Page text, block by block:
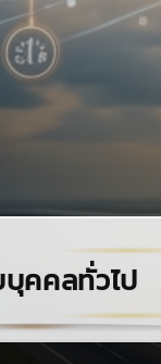
คคลทั่วไป